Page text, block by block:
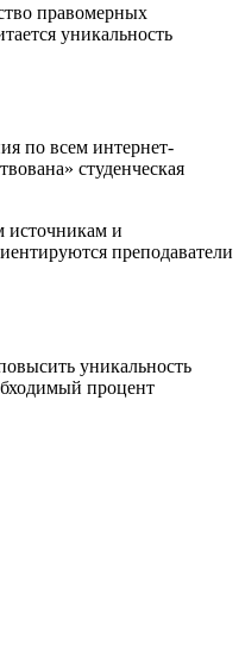
правомерных
уникальность
по всем интернет-
студенческая
источникам и
преподаватели
уникальность
процент